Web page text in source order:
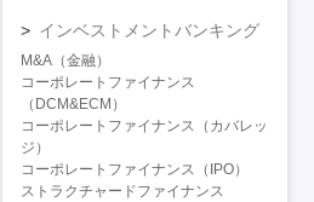
インベストメントバンキング
M&A（金融）
コーポレートファイナンス
（DCM&ECM）
コーポレートファイナンス（カバレッ
ジ）
コーポレートファイナンス（IPO）
ストラクチャードファイナンス